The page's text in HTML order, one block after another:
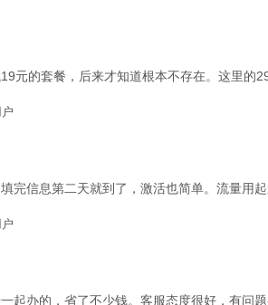
元的套餐，后来才知道根本不存在。这里的
完信息第二天就到了，激活也简单。流量用
起办的，省了不少钱。客服态度很好，有问